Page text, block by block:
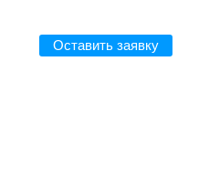
Оставить заявку